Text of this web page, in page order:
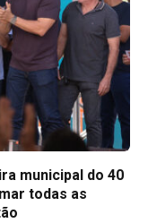
municipal do 40
todas as